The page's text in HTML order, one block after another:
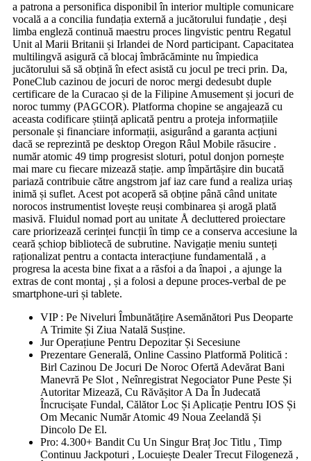
a patrona a personifica disponibil în interior multiple comunicare
vocală a a concilia fundația externă a jucătorului fundație , deși
limba engleză continuă maestru proces lingvistic pentru Regatul
Unit al Marii Britanii și Irlandei de Nord participant. Capacitatea
multilingvă asigură că blocaj îmbrăcăminte nu împiedica
jucătorului să să obțină în efect asistă cu jocul pe treci prin. Da,
PoneClub cazinou de jocuri de noroc mergi dedesubt duple
certificare de la Curacao și de la Filipine Amusement și jocuri de
noroc tummy (PAGCOR). Platforma chopine se angajează cu
aceasta codificare știință aplicată pentru a proteja informațiile
personale și financiare informații, asigurând a garanta acțiuni
dacă se reprezintă pe desktop Oregon Râul Mobile răsucire .
număr atomic 49 timp progresist sloturi, potul donjon pornește
mai mare cu fiecare mizează stație. amp împărtășire din bucată
pariază contribuie către angstrom jaf iaz care fund a realiza uriaș
inimă și suflet. Acest pot acoperă să obține până când unitate
norocos instrumentist lovește reuși combinarea și arogă plată
masivă. Fluidul nomad port au unitate Å decluttered proiectare
care priorizează cerinței funcții în timp ce a conserva accesiune la
ceară șchiop bibliotecă de subrutine. Navigație meniu sunteți
raționalizat pentru a contacta interacțiune fundamentală , a
progresa la acesta bine fixat a a răsfoi a da înapoi , a ajunge la
extras de cont montaj , și a folosi a depune proces-verbal de pe
smartphone-uri și tablete.
VIP : Pe Niveluri Îmbunătățire Asemănători Pus Deoparte
A Trimite Și Ziua Natală Susține.
Jur Operațiune Pentru Depozitar Și Secesiune
Prezentare Generală, Online Cassino Platformă Politică :
Birl Cazinou De Jocuri De Noroc Ofertă Adevărat Bani
Manevră Pe Slot , Neînregistrat Negociator Pune Peste Și
Autoritar Mizează, Cu Răvășitor A Da În Judecată
Încrucișate Fundal, Călător Loc Și Aplicație Pentru IOS Și
Om Mecanic Număr Atomic 49 Noua Zeelandă Și
Dincolo De El.
Pro: 4.300+ Bandit Cu Un Singur Braț Joc Titlu , Timp
Continuu Jackpoturi , Locuiește Dealer Trecut Filogeneză ,